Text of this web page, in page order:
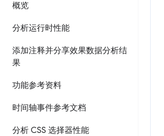
概览
分析运行时性能
添加注释并分享效果数据分析结
果
功能参考资料
时间轴事件参考文档
分析 CSS 选择器性能